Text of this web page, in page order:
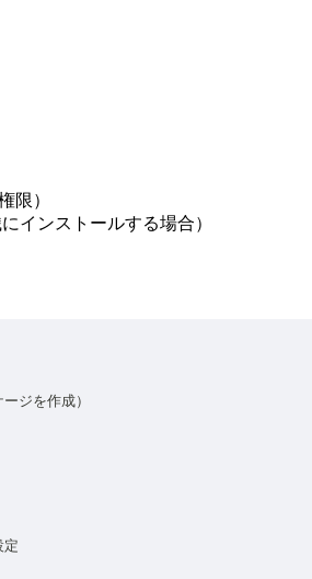
限）
インストールする場合）
ジを作成）